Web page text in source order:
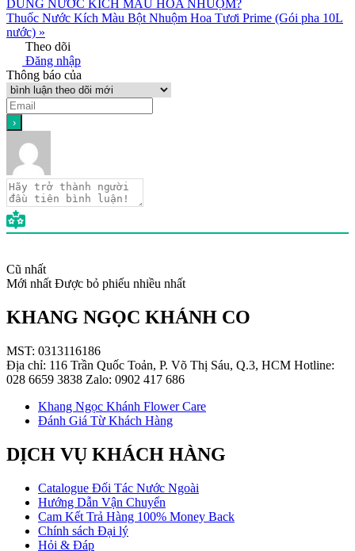
DÙNG NƯỚC KÍCH MÀU HOA NHUỘM?
Thuốc Nước Kích Màu Bột Nhuộm Hoa Tươi Prime (Gói pha 10L
nước) »
Theo dõi
Đăng nhập
Thông báo của
Cũ nhất
Mới nhất Được bỏ phiếu nhiều nhất
KHANG NGỌC KHÁNH CO
MST: 0313116186
Địa chỉ: 116 Trần Quốc Toản, P. Võ Thị Sáu, Q.3, HCM Hotline:
028 6659 3838 Zalo: 0902 417 686
Khang Ngọc Khánh Flower Care
Đánh Giá Từ Khách Hàng
DỊCH VỤ KHÁCH HÀNG
Catalogue Đối Tác Nước Ngoài
Hướng Dẫn Vận Chuyển
Cam Kết Trả Hàng 100% Money Back
Chính sách Đại lý
Hỏi & Đáp